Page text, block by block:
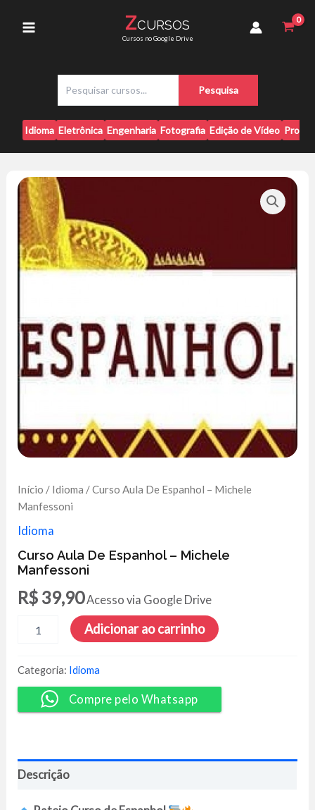
Menu
ZCURSOS
Cursos no Google Drive
s
q
u
i
a
Pesquisa
Idioma Eletrônica Engenharia Fotografia Edição de Vídeo
Início / Idioma / Curso Aula De Espanhol – Michele
Manfessoni
Idioma
Curso Aula De Espanhol – Michele
Manfessoni
R$ 39,90Acesso via Google Drive
Aula
Espanhol
-
Michele
Manfessoni
Adicionar ao carrinho
Categoria: Idioma
Compre pelo Whatsapp
Descrição